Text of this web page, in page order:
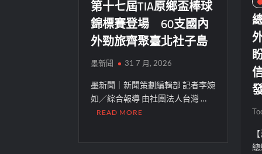
第十七屆TIA原鄉盃棒球
錦標賽登場 60支國內
外勁旅齊聚臺北社子島
墨新聞 31 7 月, 2026
墨新聞｜新聞策劃編輯部 記者李婉
如／綜合報導 由社團法人台灣 …
READ MORE
總